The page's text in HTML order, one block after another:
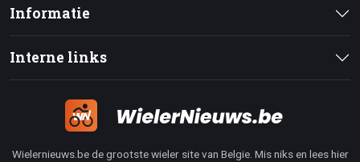
Informatie
Interne links
Wielernieuws.be de grootste wieler site van Belgie. Mis niks en lees hier